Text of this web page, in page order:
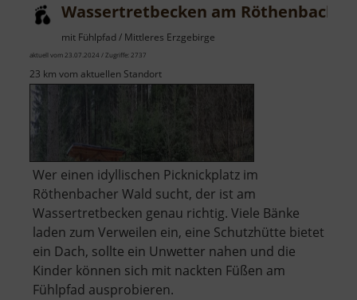
Wassertretbecken am Röthenbach
mit Fühlpfad / Mittleres Erzgebirge
aktuell vom 23.07.2024 / Zugriffe: 2737
23 km vom aktuellen Standort
Wer einen idyllischen Picknickplatz im
Röthenbacher Wald sucht, der ist am
Wassertretbecken genau richtig. Viele Bänke
laden zum Verweilen ein, eine Schutzhütte bietet
ein Dach, sollte ein Unwetter nahen und die
Kinder können sich mit nackten Füßen am
Fühlpfad ausprobieren.